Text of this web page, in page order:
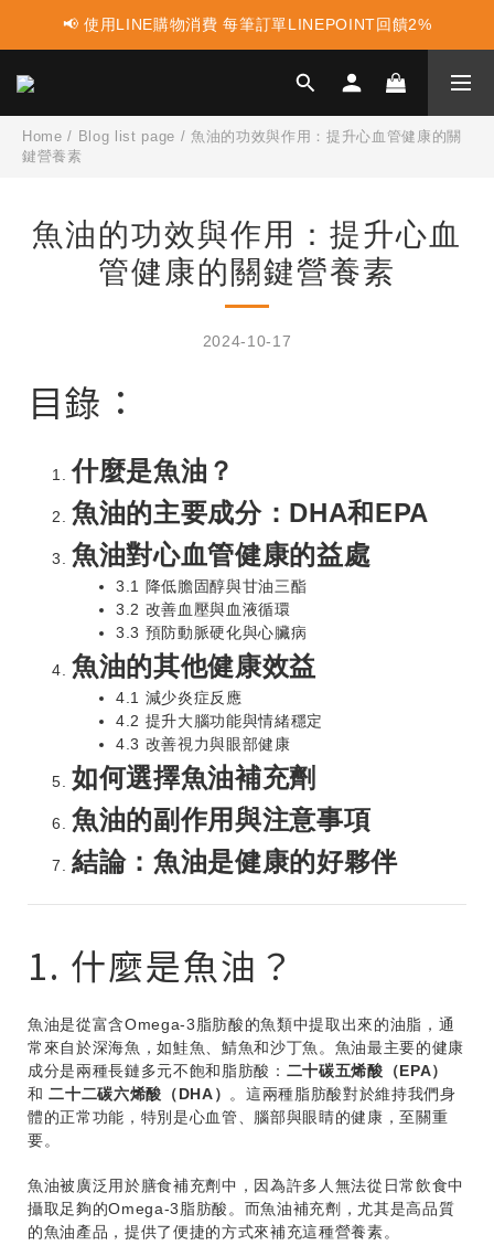
📢 蛋白點心新上市 ! 點這裡享優惠👈
📢 使用LINE購物消費 每筆訂單LINEPOINT回饋2%
📢 蛋白點心新上市 ! 點這裡享優惠👈
Home / Blog list page /魚油的功效與作用：提升心血管健康的關
鍵營養素
魚油的功效與作用：提升心血
管健康的關鍵營養素
2024-10-17
目錄：
什麼是魚油？
魚油的主要成分：DHA和EPA
魚油對心血管健康的益處
3.1 降低膽固醇與甘油三酯
3.2 改善血壓與血液循環
3.3 預防動脈硬化與心臟病
魚油的其他健康效益
4.1 減少炎症反應
4.2 提升大腦功能與情緒穩定
4.3 改善視力與眼部健康
如何選擇魚油補充劑
魚油的副作用與注意事項
結論：魚油是健康的好夥伴
1. 什麼是魚油？
魚油是從富含Omega-3脂肪酸的魚類中提取出來的油脂，通
常來自於深海魚，如鮭魚、鯖魚和沙丁魚。魚油最主要的健康
成分是兩種長鏈多元不飽和脂肪酸： 二十碳五烯酸（EPA）
和二十二碳六烯酸（DHA）
。這兩種脂肪酸對於維持我們身
體的正常功能，特別是心血管、腦部與眼睛的健康，至關重
要。
魚油被廣泛用於膳食補充劑中，因為許多人無法從日常飲食中
攝取足夠的Omega-3脂肪酸。而魚油補充劑，尤其是高品質
的魚油產品，提供了便捷的方式來補充這種營養素。